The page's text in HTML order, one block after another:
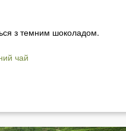
з темним шоколадом.
чай